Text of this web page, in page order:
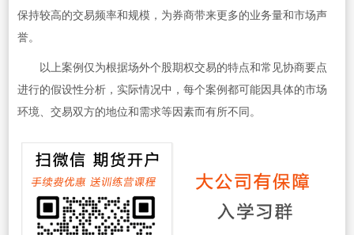
保持较高的交易频率和规模，为券商带来更多的业务量和市场声
誉。
以上案例仅为根据场外个股期权交易的特点和常见协商要点
进行的假设性分析，实际情况中，每个案例都可能因具体的市场
环境、交易双方的地位和需求等因素而有所不同。